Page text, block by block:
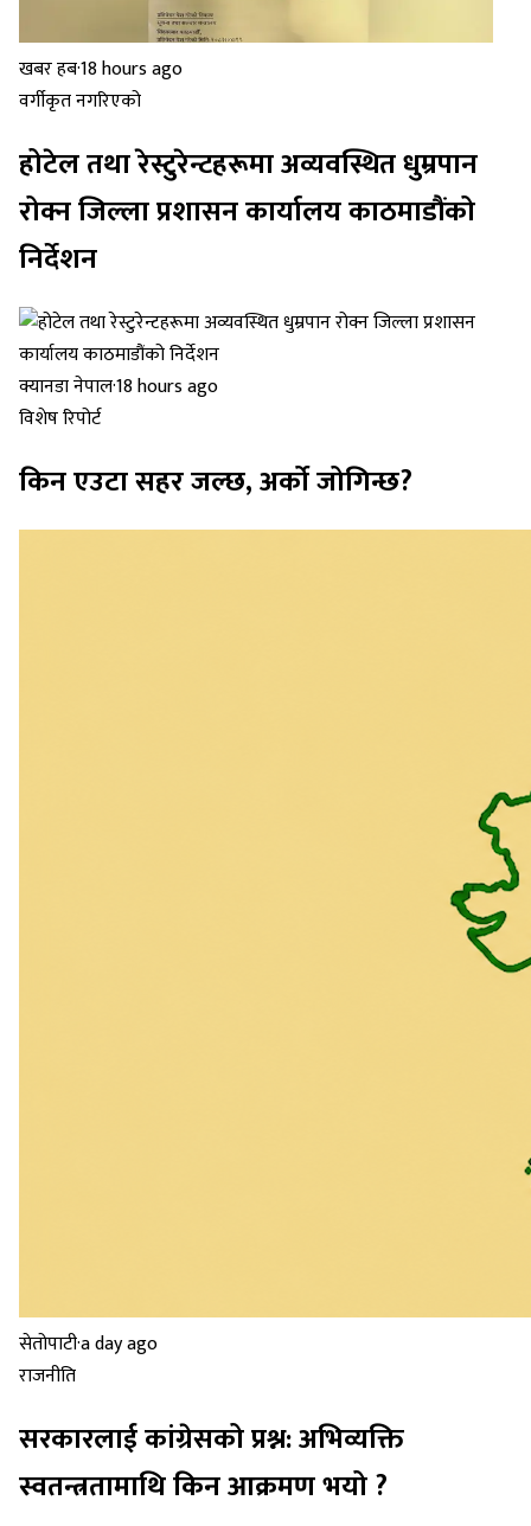
खबर हब·18 hours ago
वर्गीकृत नगरिएको
होटेल तथा रेस्टुरेन्टहरूमा अव्यवस्थित धुम्रपान
रोक्न जिल्ला प्रशासन कार्यालय काठमाडौंको
निर्देशन
क्यानडा नेपाल·18 hours ago
विशेष रिपोर्ट
किन एउटा सहर जल्छ, अर्को जोगिन्छ?
सेतोपाटी·a day ago
राजनीति
सरकारलाई कांग्रेसको प्रश्न: अभिव्यक्ति
स्वतन्त्रतामाथि किन आक्रमण भयो ?